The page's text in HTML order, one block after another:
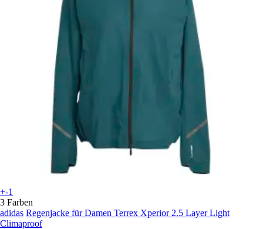
+-1
3 Farben
adidas Regenjacke für Damen Terrex Xperior 2.5 Layer Light
Climaproof